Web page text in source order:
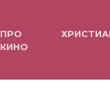
ПРО
КИНО